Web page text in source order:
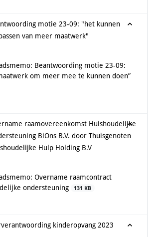
motie 23-09: "het kunnen
van meer maatwerk"
Beantwoording motie 23-09:
om meer mee te kunnen doen”
raamovereenkomst Huishoudelijke
BiOns B.V. door Thuisgenoten
Hulp Holding B.V
Overname raamcontract
ondersteuning
131 KB
kinderopvang 2023